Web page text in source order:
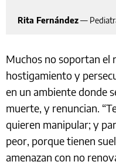
Rita Fernández—
Muchos no soportan el
hostigamiento y
en un ambiente donde
muerte, y renuncian.
quieren manipular; y
peor, porque tienen
amenazan con no